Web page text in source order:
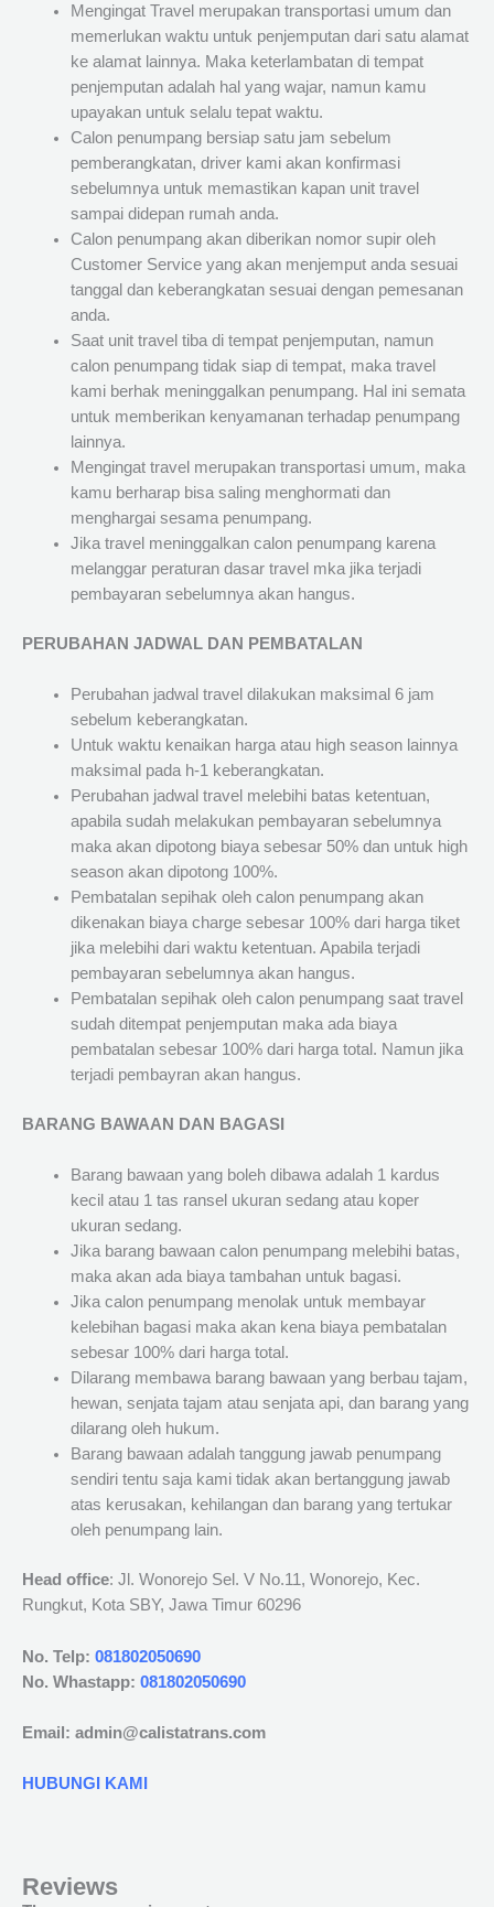
Mengingat Travel merupakan transportasi umum dan
memerlukan waktu untuk penjemputan dari satu alamat
ke alamat lainnya. Maka keterlambatan di tempat
penjemputan adalah hal yang wajar, namun kamu
upayakan untuk selalu tepat waktu.
Calon penumpang bersiap satu jam sebelum
pemberangkatan, driver kami akan konfirmasi
sebelumnya untuk memastikan kapan unit travel
sampai didepan rumah anda.
Calon penumpang akan diberikan nomor supir oleh
Customer Service yang akan menjemput anda sesuai
tanggal dan keberangkatan sesuai dengan pemesanan
anda.
Saat unit travel tiba di tempat penjemputan, namun
calon penumpang tidak siap di tempat, maka travel
kami berhak meninggalkan penumpang. Hal ini semata
untuk memberikan kenyamanan terhadap penumpang
lainnya.
Mengingat travel merupakan transportasi umum, maka
kamu berharap bisa saling menghormati dan
menghargai sesama penumpang.
Jika travel meninggalkan calon penumpang karena
melanggar peraturan dasar travel mka jika terjadi
pembayaran sebelumnya akan hangus.
PERUBAHAN JADWAL DAN PEMBATALAN
Perubahan jadwal travel dilakukan maksimal 6 jam
sebelum keberangkatan.
Untuk waktu kenaikan harga atau high season lainnya
maksimal pada h-1 keberangkatan.
Perubahan jadwal travel melebihi batas ketentuan,
apabila sudah melakukan pembayaran sebelumnya
maka akan dipotong biaya sebesar 50% dan untuk high
season akan dipotong 100%.
Pembatalan sepihak oleh calon penumpang akan
dikenakan biaya charge sebesar 100% dari harga tiket
jika melebihi dari waktu ketentuan. Apabila terjadi
pembayaran sebelumnya akan hangus.
Pembatalan sepihak oleh calon penumpang saat travel
sudah ditempat penjemputan maka ada biaya
pembatalan sebesar 100% dari harga total. Namun jika
terjadi pembayran akan hangus.
BARANG BAWAAN DAN BAGASI
Barang bawaan yang boleh dibawa adalah 1 kardus
kecil atau 1 tas ransel ukuran sedang atau koper
ukuran sedang.
Jika barang bawaan calon penumpang melebihi batas,
maka akan ada biaya tambahan untuk bagasi.
Jika calon penumpang menolak untuk membayar
kelebihan bagasi maka akan kena biaya pembatalan
sebesar 100% dari harga total.
Dilarang membawa barang bawaan yang berbau tajam,
hewan, senjata tajam atau senjata api, dan barang yang
dilarang oleh hukum.
Barang bawaan adalah tanggung jawab penumpang
sendiri tentu saja kami tidak akan bertanggung jawab
atas kerusakan, kehilangan dan barang yang tertukar
oleh penumpang lain.
Head office: Jl. Wonorejo Sel. V No.11, Wonorejo, Kec.
Rungkut, Kota SBY, Jawa Timur 60296
No. Telp: 081802050690
No. Whastapp: 081802050690
Email: admin@calistatrans.com
HUBUNGI KAMI
Reviews